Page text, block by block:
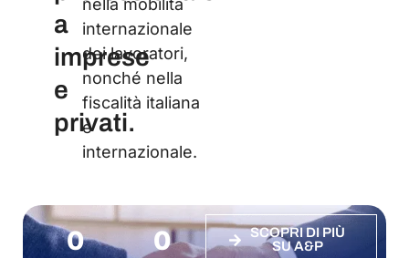
a
imprese
e
privati.
nella mobilità
internazionale
dei lavoratori,
nonché nella
fiscalità italiana
e
internazionale.
0 0
SCOPRI DI PIÙ
SU A&P